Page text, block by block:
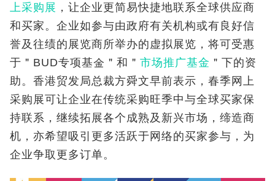
上采购展 ，让企业更简易快捷地联系全球供应商
和买家。企业如参与由政府有关机构或有良好信
誉及往绩的展览商所举办的虚拟展览，将可受惠
于＂BUD专项基金＂和＂ 市场推广基金 ＂下的资
助。香港贸发局总裁方舜文早前表示，春季网上
采购展可让企业在传统采购旺季中与全球买家保
持联系，继续拓展各个成熟及新兴市场，缔造商
机，亦希望吸引更多活跃于网络的买家参与，为
企业争取更多订单。